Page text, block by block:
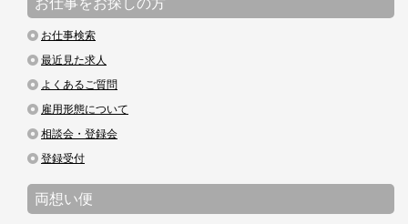
お仕事をお探しの方
お仕事検索
最近見た求人
よくあるご質問
雇用形態について
相談会・登録会
登録受付
両想い便